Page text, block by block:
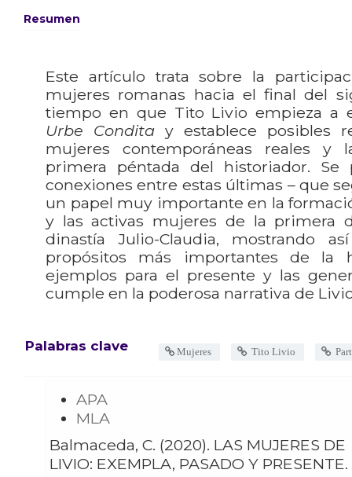
Resumen
Este artículo trata sobre la
mujeres romanas hacia el final del
tiempo en que Tito Livio empieza a
Urbe Conditay establece posibles
mujeres contemporáneas reales y
primera péntada del historiador. Se
conexiones entre estas últimas – que
un papel muy importante en la
y las activas mujeres de la primera
dinastía Julio-Claudia, mostrando
propósitos más importantes de la
ejemplos para el presente y las
cumple en la poderosa narrativa de
Palabras clave Mujeres Tito Livio
APA
MLA
Balmaceda, C. (2020). LAS MUJERES DE
LIVIO: EXEMPLA, PASADO Y PRESENTE.